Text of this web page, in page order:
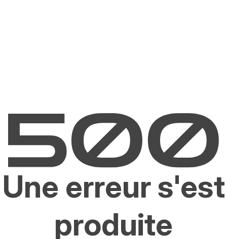
Une erreur s'est
produite